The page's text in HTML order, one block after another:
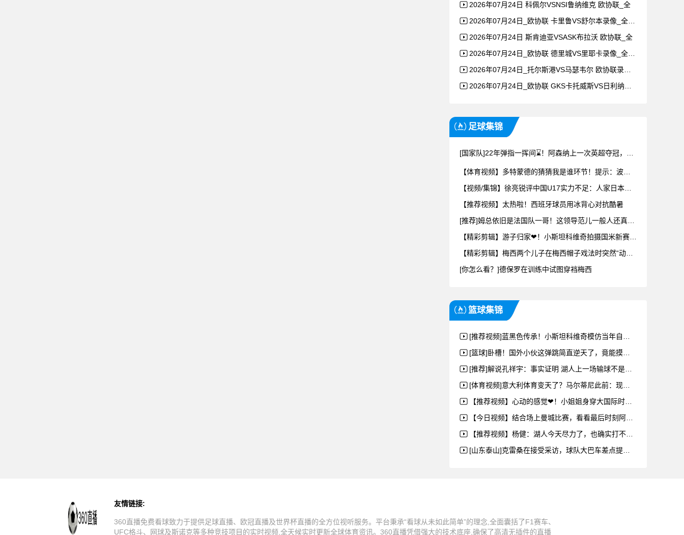
2026年07月24日 科佩尔VSNSI鲁纳维克 欧协联_全
2026年07月24日_欧协联 卡里鲁VS舒尔本录像_全场录
2026年07月24日 斯肯迪亚VSASK布拉沃 欧协联_全
2026年07月24日_欧协联 德里城VS里耶卡录像_全场录
2026年07月24日_托尔斯港VS马瑟韦尔 欧协联录像_高
2026年07月24日_欧协联 GKS卡托威斯VS日利纳录像
足球集锦
【推荐视频】太热啦！西班牙球员用冰背心对抗酷暑
[你怎么看？]德保罗在训练中试图穿裆梅西
篮球集锦
[推荐视频]蓝黑色传承！小斯坦科维奇模仿当年自己坐在父亲肩头时的庆祝动作
[篮球]卧槽！国外小伙这弹跳简直逆天了，竟能摸到篮板的上沿！
[推荐]解说孔祥宇：事实证明 湖人上一场输球不是为了卖票！
[体育视频]意大利体育变天了？马尔蒂尼此前：现在的追星一族都在看网球了
【推荐视频】心动的感觉❤！小姐姐身穿大国际时代蓝黑复古球衣露出甜美笑容
【今日视频】结合场上曼城比赛，看看最后时刻阿森纳全队观战的紧张氛围
【推荐视频】杨健：湖人今天尽力了，也确实打不过，这是湖人本赛季打雷霆最强硬的比赛
[山东泰山]克雷桑在接受采访，球队大巴车差点提前走了，他挥手才喊停了
友情链接:
360直播免费看球致力于提供足球直播、欧冠直播及世界杯直播的全方位视听服务。平台秉承“看球从未如此简单”的理念,全面囊括了F1赛车、
UFC格斗、网球及斯诺克等多种竞技项目的实时视频,全天候实时更新全球体育资讯。360直播凭借强大的技术底座,确保了高清无插件的直播